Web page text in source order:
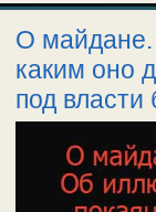
О майдане.
каким оно
под власти